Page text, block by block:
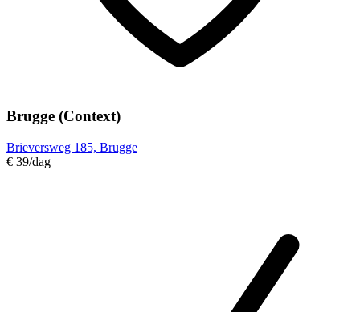
Brugge (Context)
Brieversweg 185, Brugge
€ 39/dag